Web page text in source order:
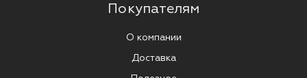
Покупателям
О компании
Доставка